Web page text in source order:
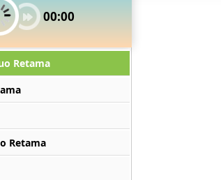
00:00
Retama
Retama